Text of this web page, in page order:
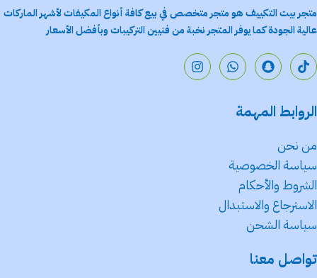
متجر بيت التكييف هو متجر متخصص في بيع كافة أنواع المكيفات لأشهر الماركات
عالية الجودة كما يوفر المتجر نخبة من فنيين التركيبات وبأفضل الأسعار
الروابط المهمة
من نحن
سياسة الخصوصية
الشروط والأحكام
الاسترجاع والاستبدال
سياسة الشحن
تواصل معنا